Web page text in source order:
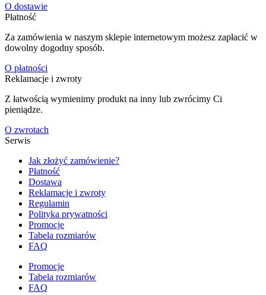
O dostawie
Płatność
Za zamówienia w naszym sklepie internetowym możesz zapłacić w
dowolny dogodny sposób.
O płatności
Reklamacje i zwroty
Z łatwością wymienimy produkt na inny lub zwrócimy Ci
pieniądze.
O zwrotach
Serwis
Jak złożyć zamówienie?
Płatność
Dostawa
Reklamacje i zwroty
Regulamin
Polityka prywatności
Promocje
Tabela rozmiarów
FAQ
Promocje
Tabela rozmiarów
FAQ